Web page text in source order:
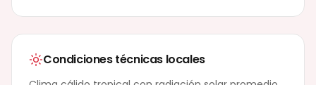
Condiciones técnicas locales